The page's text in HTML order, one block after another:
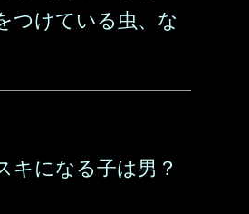
つけている虫、な
キになる子は男？